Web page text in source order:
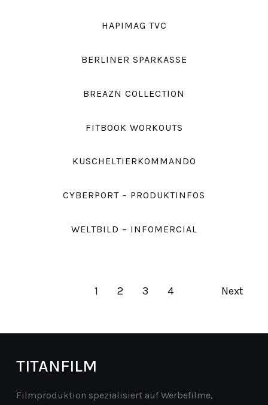
HAPIMAG TVC
BERLINER SPARKASSE
BREAZN COLLECTION
FITBOOK WORKOUTS
KUSCHELTIERKOMMANDO
CYBERPORT – PRODUKTINFOS
WELTBILD – INFOMERCIAL
1 2 3 4 Next
TITANFILM
Filmproduktion spezialisiert auf Werbefilme,